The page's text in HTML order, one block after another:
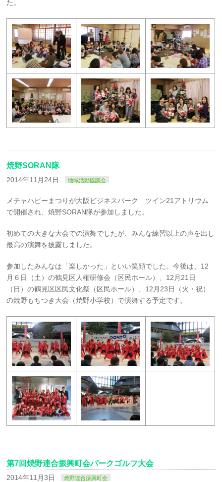
た。
焼野SORAN隊
2014年11月24日 地域活動協議会
メチャハピーまつりが大阪ビジネスパーク ツイン21アトリウム
で開催され、焼野SORAN隊が参加しました。
初めての大きな大会での演舞でしたが、みんな練習以上の声を出し
最高の演舞を披露しました。
参加したみんなは「楽しかった」といい笑顔でした。今後は、12
月６日（土）の鶴見区人権研修会（区民ホール）、12月21日
（日）の鶴見区区民文化祭（区民ホール）、12月23日（火・祝）
の焼野もちつき大会（焼野小学校）で演舞する予定です。
第7回焼野連合振興町会パークゴルフ大会
2014年11月3日 焼野連合振興町会